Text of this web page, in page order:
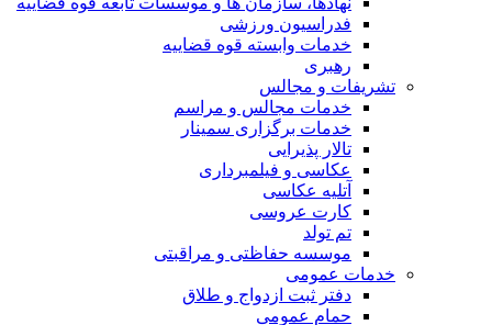
فدراسیون ورزشی
خدمات وابسته قوه قضاییه
رهبری
تشریفات و مجالس
خدمات مجالس و مراسم
خدمات برگزاری سمینار
تالار پذیرایی
عکاسی و فیلمبرداری
آتلیه عکاسی
کارت عروسی
تم تولد
موسسه حفاظتی و مراقبتی
خدمات عمومی
دفتر ثبت ازدواج و طلاق
حمام عمومی